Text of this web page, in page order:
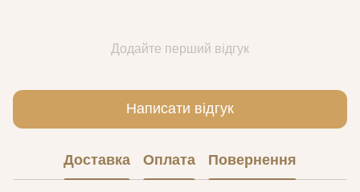
Додайте перший відгук
Написати відгук
Доставка Оплата Повернення